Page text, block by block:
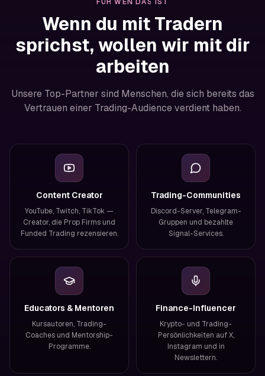
Wenn du mit Tradern
sprichst, wollen wir mit dir
arbeiten
Unsere Top-Partner sind Menschen, die sich bereits das
Vertrauen einer Trading-Audience verdient haben.
Content Creator
YouTube, Twitch, TikTok —
Creator, die Prop Firms und
Funded Trading rezensieren.
Trading-Communities
Discord-Server, Telegram-
Gruppen und bezahlte
Signal-Services.
Educators & Mentoren
Kursautoren, Trading-
Coaches und Mentorship-
Programme.
Finance-Influencer
Krypto- und Trading-
Persönlichkeiten auf X,
Instagram und in
Newslettern.